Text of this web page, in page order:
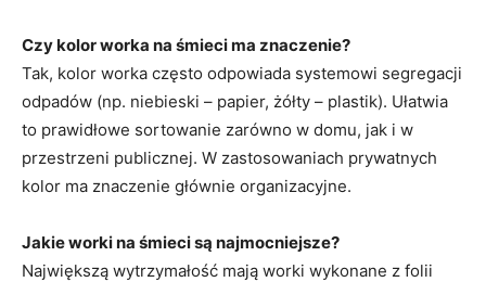
Czy kolor worka na śmieci ma znaczenie?
Tak, kolor worka często odpowiada systemowi segregacji
odpadów (np. niebieski – papier, żółty – plastik). Ułatwia
to prawidłowe sortowanie zarówno w domu, jak i w
przestrzeni publicznej. W zastosowaniach prywatnych
kolor ma znaczenie głównie organizacyjne.
Jakie worki na śmieci są najmocniejsze?
Największą wytrzymałość mają worki wykonane z folii